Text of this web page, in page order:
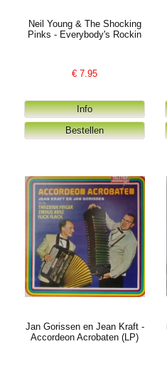
Neil Young & The Shocking
Pinks - Everybody's Rockin
€7.95
Jan Gorissen en Jean Kraft -
Accordeon Acrobaten (LP)